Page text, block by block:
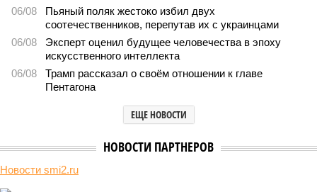
06/08
Пьяный поляк жестоко избил двух
соотечественников, перепутав их с украинцами
06/08
Эксперт оценил будущее человечества в эпоху
искусственного интеллекта
06/08
Трамп рассказал о своём отношении к главе
Пентагона
ЕЩЕ НОВОСТИ
НОВОСТИ ПАРТНЕРОВ
Новости smi2.ru